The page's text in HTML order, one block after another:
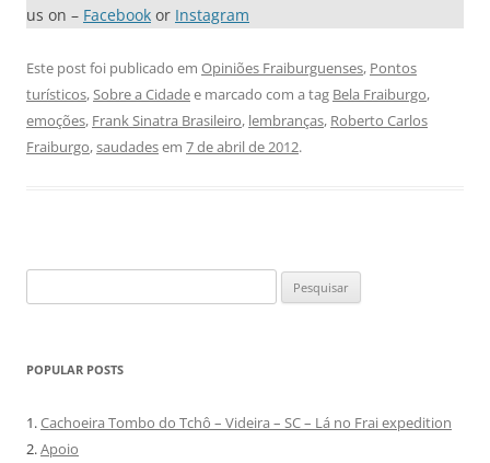
us on – Facebook or Instagram
Este post foi publicado em Opiniões Fraiburguenses, Pontos
turísticos,Sobre a Cidadee marcado com a tag Bela Fraiburgo,
emoções, Frank Sinatra Brasileiro, lembranças, Roberto Carlos
Fraiburgo,saudadesem 7 de abril de 2012.
por:
POPULAR POSTS
1.Cachoeira Tombo do Tchô – Videira – SC – Lá no Frai expedition
2.Apoio